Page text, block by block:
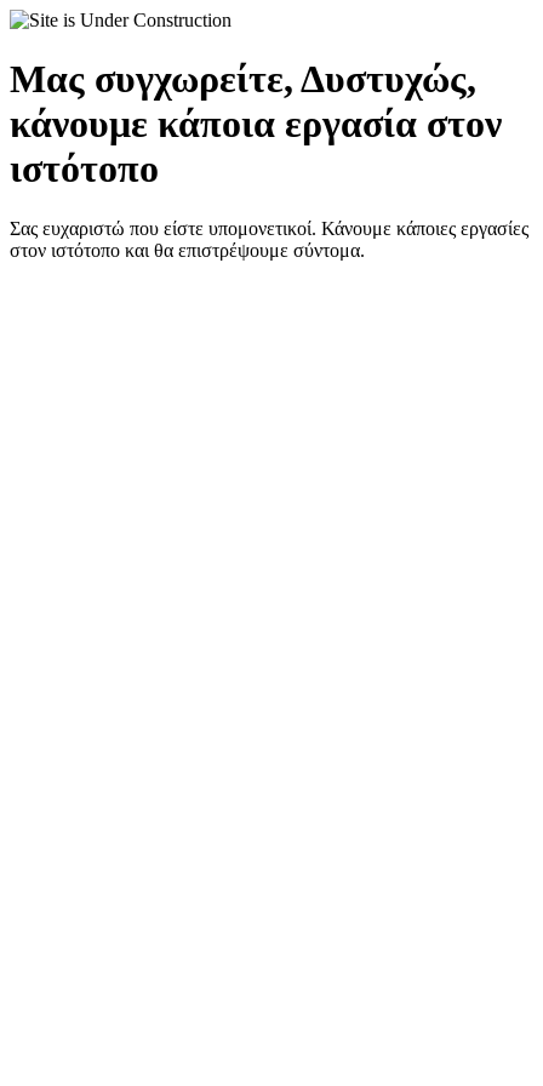
Μας συγχωρείτε, Δυστυχώς,
κάνουμε κάποια εργασία στον
ιστότοπο
Σας ευχαριστώ που είστε υπομονετικοί. Κάνουμε κάποιες εργασίες
στον ιστότοπο και θα επιστρέψουμε σύντομα.